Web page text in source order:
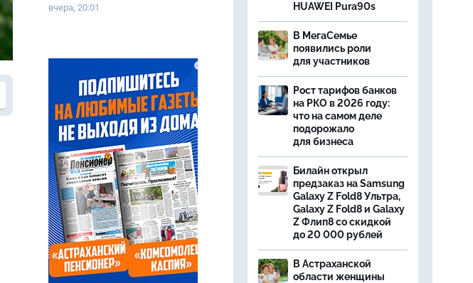
вчера, 20:01
HUAWEI Pura90s
В МегаСемье
появились роли
для участников
Рост тарифов банков
на РКО в 2026 году:
что на самом деле
подорожало
для бизнеса
Билайн открыл
предзаказ на Samsung
Galaxy Z Fold8 Ультра,
Galaxy Z Fold8 и Galaxy
Z Флип8 со скидкой
до 20 000 рублей
В Астраханской
области женщины